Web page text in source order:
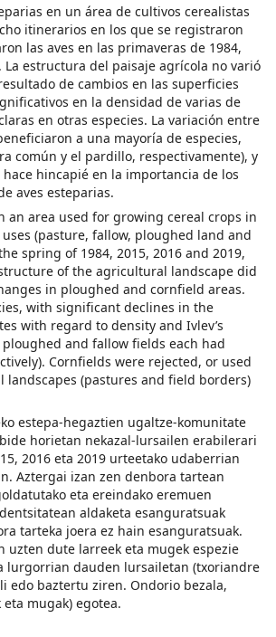
en un área de cultivos cerealistas
itinerarios en los que se registraron
las aves en las primaveras de 1984,
estructura del paisaje agrícola no varió
de cambios en las superficies
en la densidad de varias de
en otras especies. La variación entre
a una mayoría de especies,
común y el pardillo, respectivamente), y
hincapié en la importancia de los
aves esteparias.
area used for growing cereal crops in
(pasture, fallow, ploughed land and
spring of 1984, 2015, 2016 and 2019,
of the agricultural landscape did
in ploughed and cornfield areas.
with significant declines in the
with regard to density and Ivlev’s
and fallow fields each had
Cornfields were rejected, or used
(pastures and field borders)
estepa-hegaztien ugaltze-komunitate
horietan nekazal-lursailen erabilerari
2016 eta 2019 urteetako udaberrian
Aztergai izan zen denbora tartean
eta ereindako eremuen
aldaketa esanguratsuak
tarteka joera ez hain esanguratsuak.
dute larreek eta mugek espezie
lurgorrian dauden lursailetan (txoriandre
edo baztertu ziren. Ondorio bezala,
mugak) egotea.